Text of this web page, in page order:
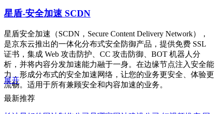
星盾-安全加速 SCDN
星盾安全加速（SCDN，Secure Content Delivery Network），
是京东云推出的一体化分布式安全防御产品，提供免费 SSL
证书，集成 Web 攻击防护、CC 攻击防御、BOT 机器人分
析，并将内容分发加速能力融于一身。在边缘节点注入安全能
力，形成分布式的安全加速网络，让您的业务更安全、体验更
流畅。适用于所有兼顾安全和内容加速的业务。
展开
最新推荐